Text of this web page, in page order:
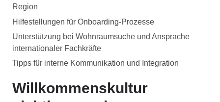
Region
Hilfestellungen für Onboarding-Prozesse
Unterstützung bei Wohnraumsuche und Ansprache
internationaler Fachkräfte
Tipps für interne Kommunikation und Integration
Willkommenskultur